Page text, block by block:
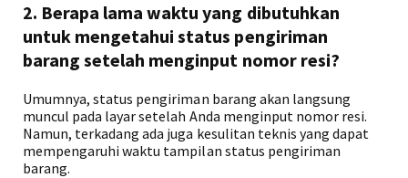
2. Berapa lama waktu yang dibutuhkan
untuk mengetahui status pengiriman
barang setelah menginput nomor resi?
Umumnya, status pengiriman barang akan langsung
muncul pada layar setelah Anda menginput nomor resi.
Namun, terkadang ada juga kesulitan teknis yang dapat
mempengaruhi waktu tampilan status pengiriman
barang.